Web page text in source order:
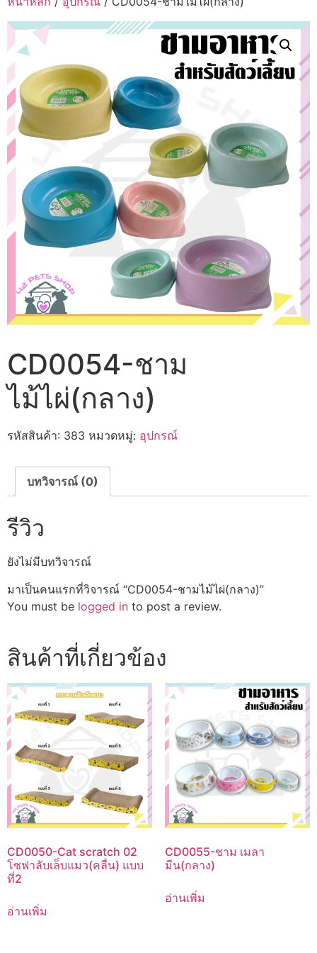
CD0054-ชาม
ไม้ไผ่(กลาง)
รหัสสินค้า: 383 หมวดหมู่: อุปกรณ์
บทวิจารณ์ (0)
รีวิว
ยังไม่มีบทวิจารณ์
มาเป็นคนแรกที่วิจารณ์ “CD0054-ชามไม้ไผ่(กลาง)”
You must be logged in to post a review.
สินค้าที่เกี่ยวข้อง
CD0050-Cat scratch 02
โซฟาลับเล็บแมว(คลื่น) แบบ
ที่2
อ่านเพิ่ม
CD0055-ชาม เมลา
มีน(กลาง)
อ่านเพิ่ม